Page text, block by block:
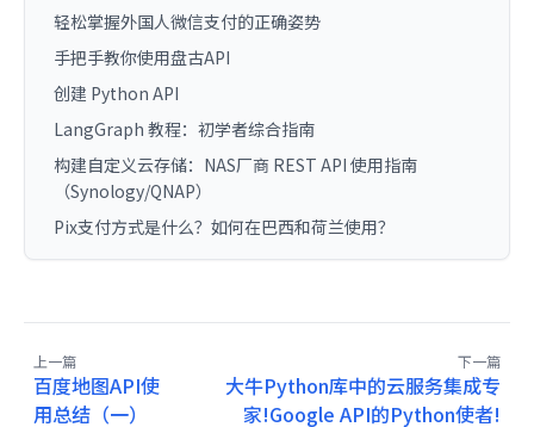
轻松掌握外国人微信支付的正确姿势
手把手教你使用盘古API
创建 Python API
LangGraph 教程：初学者综合指南
构建自定义云存储：NAS厂商 REST API 使用指南
（Synology/QNAP）
Pix支付方式是什么？如何在巴西和荷兰使用？
上一篇
百度地图API使
用总结（一）
下一篇
大牛Python库中的云服务集成专
家!Google API的Python使者!